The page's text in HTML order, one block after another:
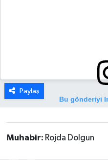
Bu gönderiyi
Paylaş
Muhabir: Rojda Dolgun
GENEL
HABERDE İNSAN